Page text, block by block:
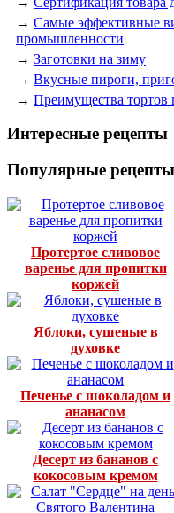
→ Самые эффективные
промышленности
→ Заготовки на зиму
→ Вкусные пироги,
→ Преимущества тортов
Интересные рецепты
Популярные рецепты
Протертое сливовое
варенье для пропитки
коржей
Яблоки, сушеные в
духовке
Печенье с шоколадом и
ананасом
Десерт из бананов с
кокосовым кремом